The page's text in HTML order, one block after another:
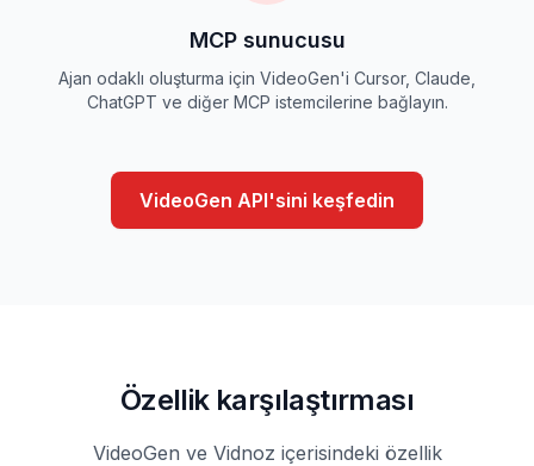
MCP sunucusu
Ajan odaklı oluşturma için VideoGen'i Cursor, Claude,
ChatGPT ve diğer MCP istemcilerine bağlayın.
VideoGen API'sini keşfedin
Özellik karşılaştırması
VideoGen ve Vidnoz içerisindeki özellik